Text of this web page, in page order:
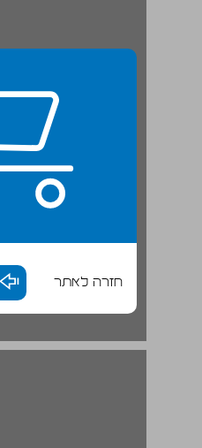
חזרה לאתר